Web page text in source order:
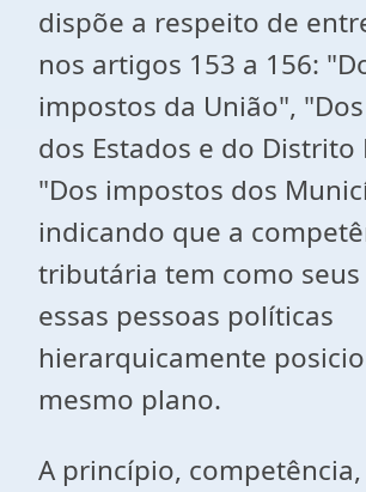
dispõe a respeito de
nos artigos 153 a 156:
impostos da União",
dos Estados e do Distrito
"Dos impostos dos
indicando que a
tributária tem como
essas pessoas políticas
hierarquicamente
mesmo plano.
A princípio,